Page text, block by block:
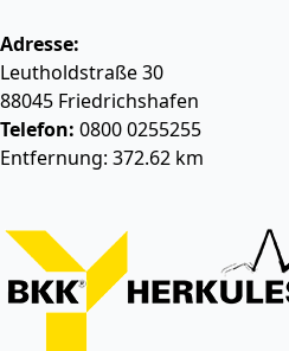
Adresse:
Leutholdstraße 30
88045 Friedrichshafen
Telefon: 0800 0255255
Entfernung: 372.62 km